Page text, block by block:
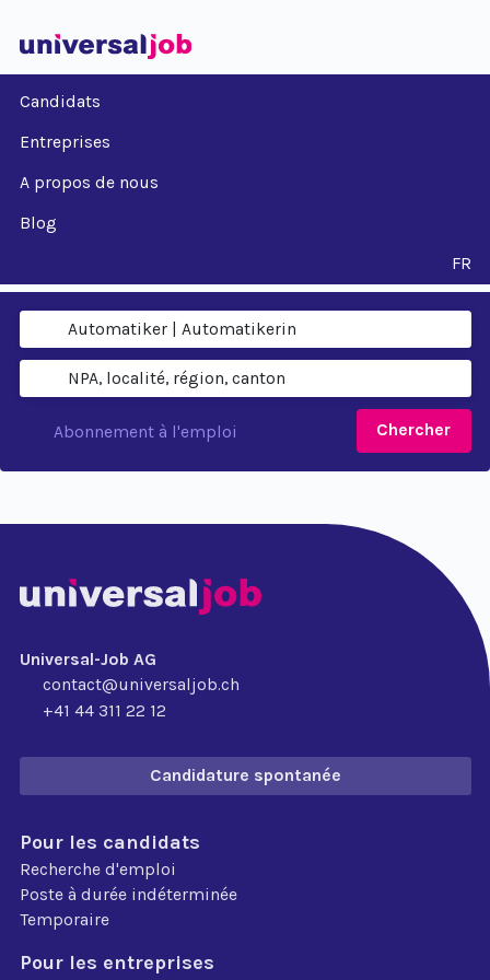
Candidats
Entreprises
A propos de nous
Blog
FR
Chercher
Abonnement à l'emploi
Universal-Job AG
contact@universaljob.ch
+41 44 311 22 12
Candidature spontanée
Pour les candidats
Recherche d'emploi
Poste à durée indéterminée
Temporaire
Pour les entreprises